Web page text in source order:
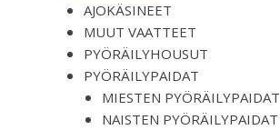
AJOKÄSINEET
MUUT VAATTEET
PYÖRÄILYHOUSUT
PYÖRÄILYPAIDAT
MIESTEN PYÖRÄILYPAIDAT
NAISTEN PYÖRÄILYPAIDAT